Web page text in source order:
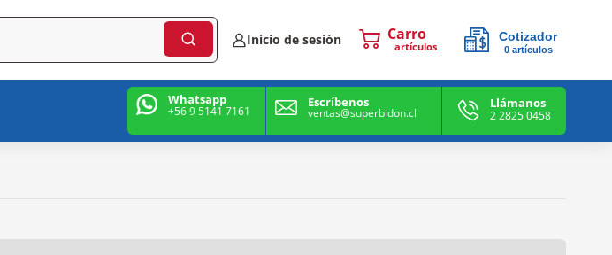
Inicio de sesión artículos
Cotizador
0artículos
Whatsapp
+56 9 5141 7161
Escríbenos
ventas@superbidon.cl
Llámanos
2 2825 0458